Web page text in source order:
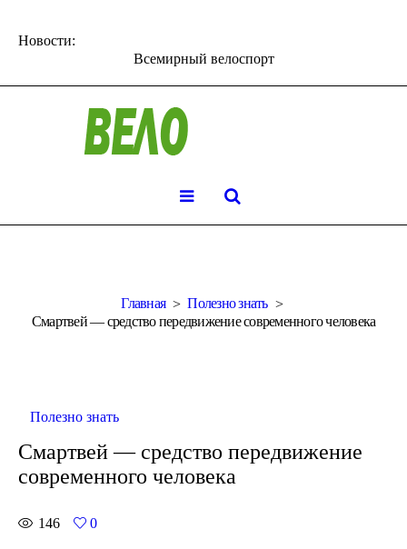
Новости:
Всемирный велоспорт
Главная
Полезно знать
Смартвей — средство передвижение современного человека
Полезно знать
Смартвей — средство передвижение
современного человека
146 0